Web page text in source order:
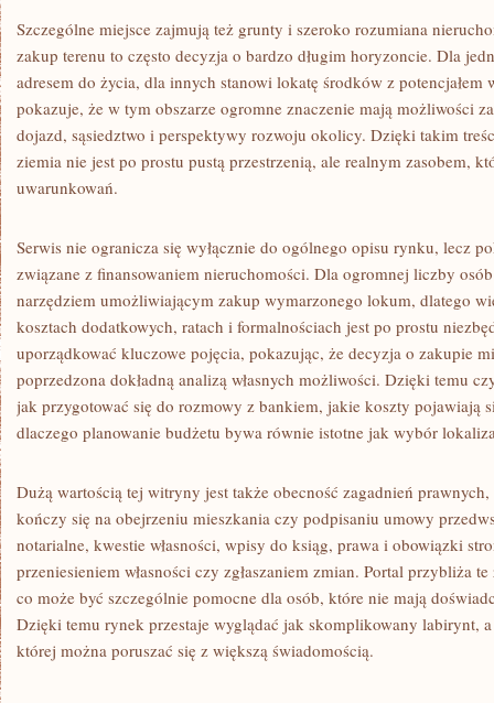
Szczególne miejsce zajmują też grunty i szeroko rozumiana
zakup terenu to często decyzja o bardzo długim horyzoncie. Dla
adresem do życia, dla innych stanowi lokatę środków z potencjałem
pokazuje, że w tym obszarze ogromne znaczenie mają możliwości
dojazd, sąsiedztwo i perspektywy rozwoju okolicy. Dzięki takim
ziemia nie jest po prostu pustą przestrzenią, ale realnym zasobem,
uwarunkowań.
Serwis nie ogranicza się wyłącznie do ogólnego opisu rynku, lecz
związane z finansowaniem nieruchomości. Dla ogromnej liczby
narzędziem umożliwiającym zakup wymarzonego lokum, dlatego
kosztach dodatkowych, ratach i formalnościach jest po prostu
uporządkować kluczowe pojęcia, pokazując, że decyzja o zakupie
poprzedzona dokładną analizą własnych możliwości. Dzięki temu
jak przygotować się do rozmowy z bankiem, jakie koszty pojawiają
dlaczego planowanie budżetu bywa równie istotne jak wybór
Dużą wartością tej witryny jest także obecność zagadnień
kończy się na obejrzeniu mieszkania czy podpisaniu umowy
notarialne, kwestie własności, wpisy do ksiąg, prawa i obowiązki
przeniesieniem własności czy zgłaszaniem zmian. Portal przybliża
co może być szczególnie pomocne dla osób, które nie mają
Dzięki temu rynek przestaje wyglądać jak skomplikowany labirynt,
której można poruszać się z większą świadomością.